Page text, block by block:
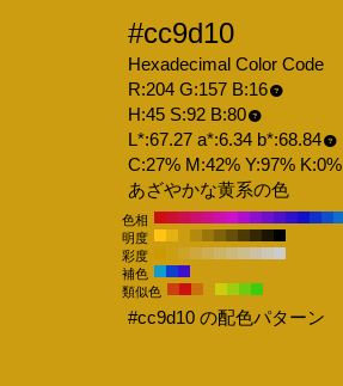
#cc9d10
Hexadecimal Color Code
R:204 G:157 B:16
H:45 S:92 B:80
L*:67.27 a*:6.34 b*:68.84
C:27% M:42% Y:97% K:0%
あざやかな黄系の色
色相
明度
彩度
補色
類似色
#cc9d10 の配色パターン